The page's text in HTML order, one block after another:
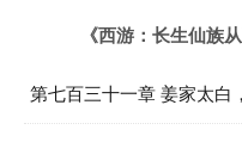
《西游：长生仙族
第七百三十一章 姜家太白